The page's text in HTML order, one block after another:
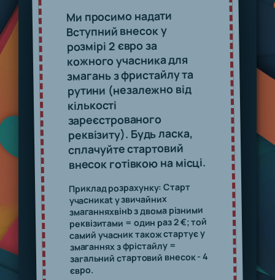
Ми просимо надати
Вступний внесок у
розмірі 2 євро за
кожного учасника для
змагань з фристайлу та
рутини (незалежно від
кількості
зареєстрованого
реквізиту). Будь ласка,
сплачуйте стартовий
внесок готівкою на місці.
Приклад розрахунку: Старт
учасникаt у звичайних
змаганняхвінb з двома різними
реквізитами = один раз 2€; той
самий учасник також стартує у
змаганнях з фрістайлу =
загальний стартовий внесок - 4
євро.